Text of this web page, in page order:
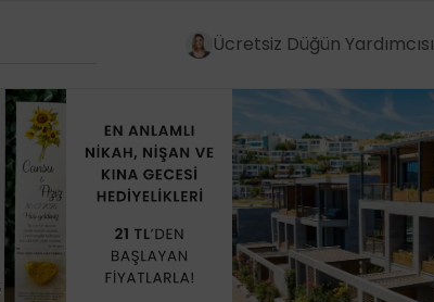
Ücretsiz Düğün Yardımcısı